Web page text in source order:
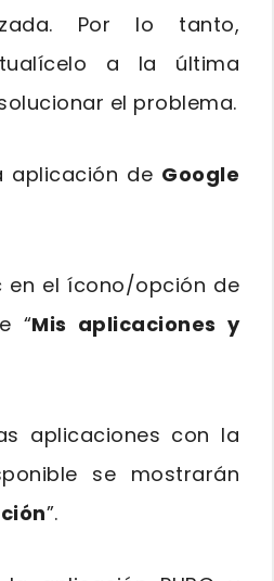
Por lo tanto,
a la última
el problema.
aplicación de Google
en el ícono/opción de
“Mis aplicaciones y
aplicaciones con la
se mostrarán
”.